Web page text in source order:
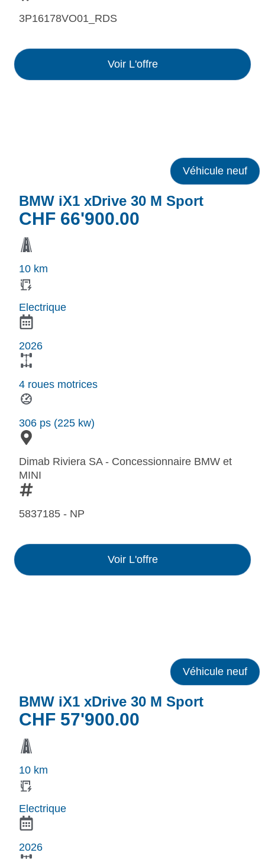
3P16178VO01_RDS
Voir L'offre
Véhicule neuf
BMW iX1 xDrive 30 M Sport
CHF 66'900.00
10 km
Electrique
2026
4 roues motrices
306 ps (225 kw)
Dimab Riviera SA - Concessionnaire BMW et
MINI
5837185 - NP
Voir L'offre
Véhicule neuf
BMW iX1 xDrive 30 M Sport
CHF 57'900.00
10 km
Electrique
2026